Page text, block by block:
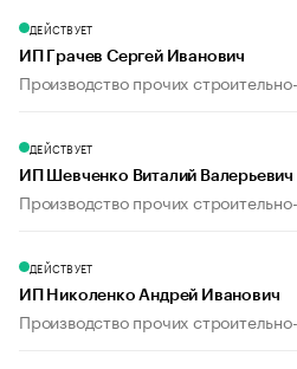
ДЕЙСТВУЕТ
ИП Грачев Сергей Иванович
Производство прочих
ДЕЙСТВУЕТ
ИП Шевченко Виталий Валерьевич
Производство прочих
ДЕЙСТВУЕТ
ИП Николенко Андрей Иванович
Производство прочих